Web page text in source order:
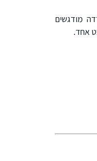
מודגשים
אחד.